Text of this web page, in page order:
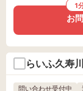
1
お
らいふ久寿川
問い合わせ受付中